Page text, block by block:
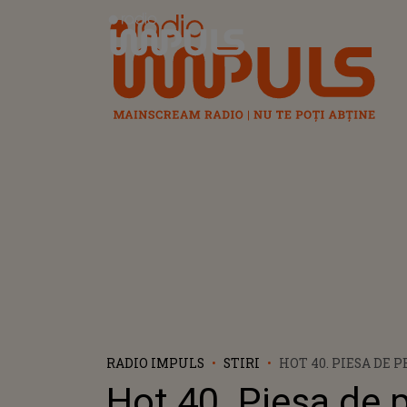
Radio Impuls
RADIO IMPULS STIRI
HOT 40. PIESA DE
SPECTACULOASĂ